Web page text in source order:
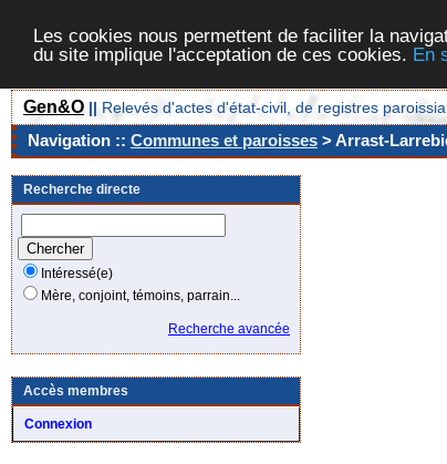
Les cookies nous permettent de faciliter la
du site implique l'acceptation de ces cookies. En
Gen&O || Relevés d'actes d'état-civil, de registres
Navigation :: Communes et paroisses > Arrast-
Recherche directe
Intéressé(e)
Mère, conjoint, témoins, parrain...
Recherche avancée
Accès membres
Connexion